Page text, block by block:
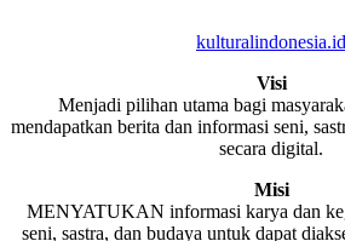
kulturalindonesia.id
Visi
Menjadi pilihan utama bagi
mendapatkan berita dan informasi seni,
secara digital.
Misi
MENYATUKAN informasi karya dan
seni, sastra, dan budaya untuk dapat